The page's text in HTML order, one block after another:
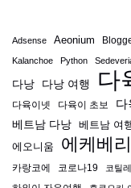
Adsense Aeonium
Kalanchoe Python
다낭 다낭 여행 다
다육이넷 다육이 초보 다
베트남 다낭 베트남 여
에오니움 에케베
카랑코에 코로나19 코틸